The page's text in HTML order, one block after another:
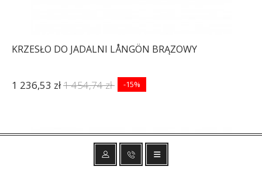
KRZESŁO DO JADALNI LÅNGÖN BRĄZOWY
1 236,53 zł1 454,74 zł -15%